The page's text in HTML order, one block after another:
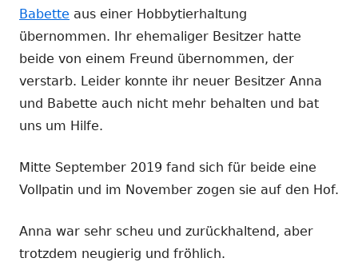
Babette aus einer Hobbytierhaltung
übernommen. Ihr ehemaliger Besitzer hatte
beide von einem Freund übernommen, der
verstarb. Leider konnte ihr neuer Besitzer Anna
und Babette auch nicht mehr behalten und bat
uns um Hilfe.
Mitte September 2019 fand sich für beide eine
Vollpatin und im November zogen sie auf den Hof.
Anna war sehr scheu und zurückhaltend, aber
trotzdem neugierig und fröhlich.